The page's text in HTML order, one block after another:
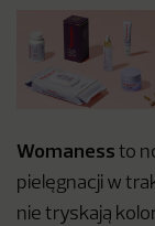
Womaness to
pielęgnacji w
nie tryskają